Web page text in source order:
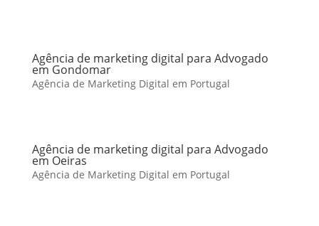
Agência de marketing digital para Advogado
em Gondomar
Agência de Marketing Digital em Portugal
Agência de marketing digital para Advogado
em Oeiras
Agência de Marketing Digital em Portugal